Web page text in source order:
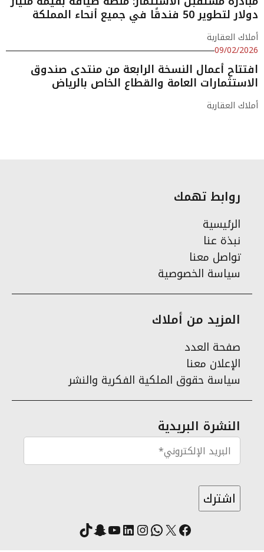
دولار لتطوير 50 فندقًا في جميع أنحاء المملكة
أملاك العقارية
09/02/2026
افتتاح أعمال النسخة الرابعة من منتدى صندوق
الاستثمارات العامة والقطاع الخاص بالرياض
أملاك العقارية
روابط تهمك
الرئيسية
نبذة عنا
تواصل معنا
سياسة الخصوصية
المزيد من أملاك
صفحة العدد
الإعلان معنا
سياسة حقوق الملكية الفكرية والنشر
النشرة البريدية
فيسبوك
X واتساب
انستقرام
لينكد إنيوتيوب
سناب شات
تيك توك